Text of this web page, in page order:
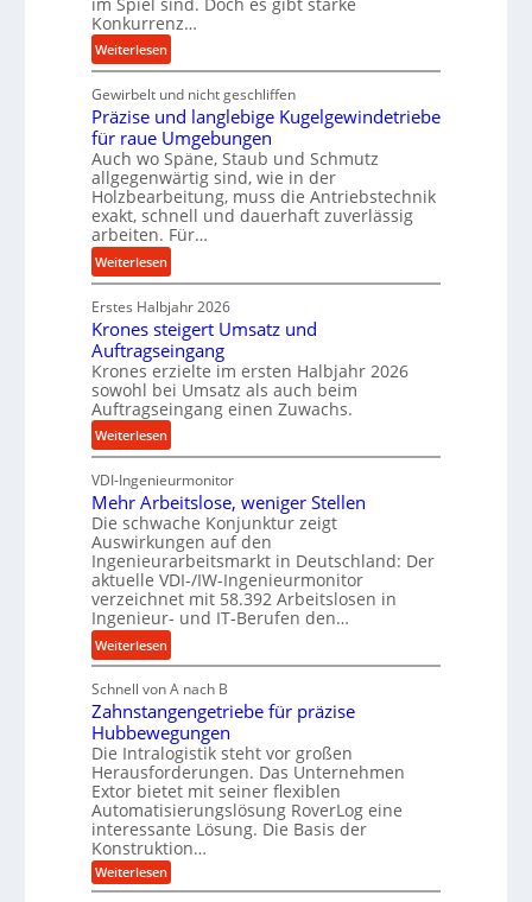
a
n
c
e
b
e
i
m
D
r
ü
c
k
p
r
o
z
e
s
s
Konkurrenz…
Weiterlesen:
K
u
g
e
l
g
e
w
i
n
e
t
r
i
e
b
u
n
d
H
y
d
r
a
u
l
i
m
V
e
r
g
l
e
Gewirbelt und nicht geschliffen
Präzise und langlebige Kugelgewindetriebe
für raue Umgebungen
Auch wo Späne, Staub und Schmutz
allgegenwärtig sind, wie in der
Holzbearbeitung, muss die Antriebstechnik
exakt, schnell und dauerhaft zuverlässig
arbeiten. Für…
Weiterlesen:
P
r
ä
z
i
s
e
u
n
d
l
a
n
g
l
e
b
i
g
e
K
u
g
e
l
g
e
w
Erstes Halbjahr 2026
Krones steigert Umsatz und
Auftragseingang
Krones erzielte im ersten Halbjahr 2026
sowohl bei Umsatz als auch beim
Auftragseingang einen Zuwachs.
Weiterlesen:
K
r
o
n
e
s
s
t
e
i
g
e
r
t
U
m
s
a
t
z
VDI-Ingenieurmonitor
Mehr Arbeitslose, weniger Stellen
Die schwache Konjunktur zeigt
Auswirkungen auf den
Ingenieurarbeitsmarkt in Deutschland: Der
aktuelle VDI-/IW-Ingenieurmonitor
verzeichnet mit 58.392 Arbeitslosen in
Ingenieur- und IT-Berufen den…
Weiterlesen:
M
e
h
r
A
r
b
e
i
t
s
Schnell von A nach B
Zahnstangengetriebe für präzise
Hubbewegungen
Die Intralogistik steht vor großen
Herausforderungen. Das Unternehmen
Extor bietet mit seiner flexiblen
Automatisierungslösung RoverLog eine
interessante Lösung. Die Basis der
Konstruktion…
Weiterlesen:
Z